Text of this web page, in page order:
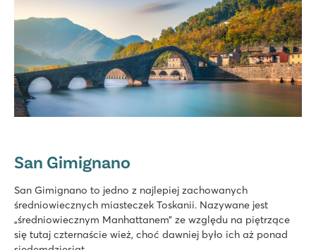
San Gimignano
San Gimignano to jedno z najlepiej zachowanych
średniowiecznych miasteczek Toskanii. Nazywane jest
„średniowiecznym Manhattanem” ze względu na piętrzące
się tutaj czternaście wież, choć dawniej było ich aż ponad